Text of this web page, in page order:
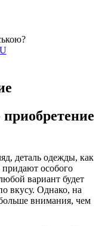
деталь одежды, как
придают особого
вариант будет
вкусу. Однако, на
внимания, чем